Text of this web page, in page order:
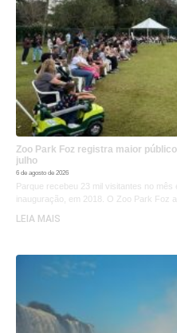
Zoo Park Foz registra maior
julho
6 de agosto de 2026
Parque recebeu 23 mil visitantes no
inauguração, em 2018. O Zoo Park Foz
LEIA MAIS